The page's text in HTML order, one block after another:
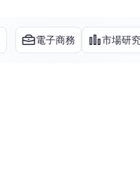
電子商務 市場研究